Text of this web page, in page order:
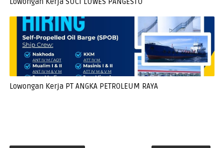
Lowongan Kerja PT ANGKA PETROLEUM RAYA